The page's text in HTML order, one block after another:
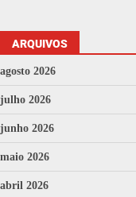
ARQUIVOS
agosto 2026
julho 2026
junho 2026
maio 2026
abril 2026